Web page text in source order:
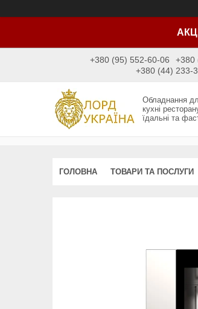
+380 (95) 552-60-06
+380
+380 (44) 233-
Обладнання
кухні
їдальні та
ГОЛОВНА ТОВАРИ ТА ПОСЛУГИ